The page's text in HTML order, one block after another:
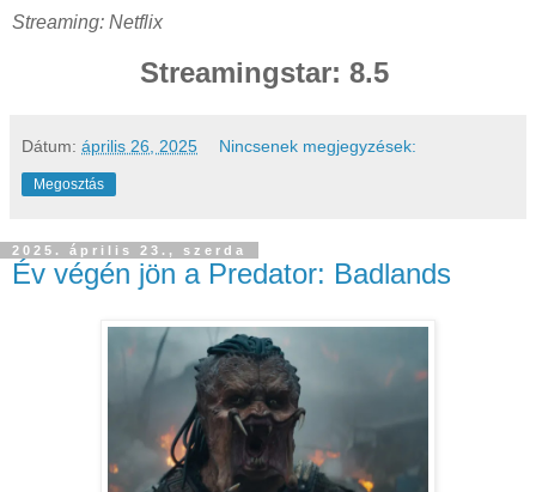
Streaming: Netflix
Streamingstar: 8.5
Dátum: április 26, 2025 Nincsenek megjegyzések:
Megosztás
2025. április 23., szerda
Év végén jön a Predator: Badlands